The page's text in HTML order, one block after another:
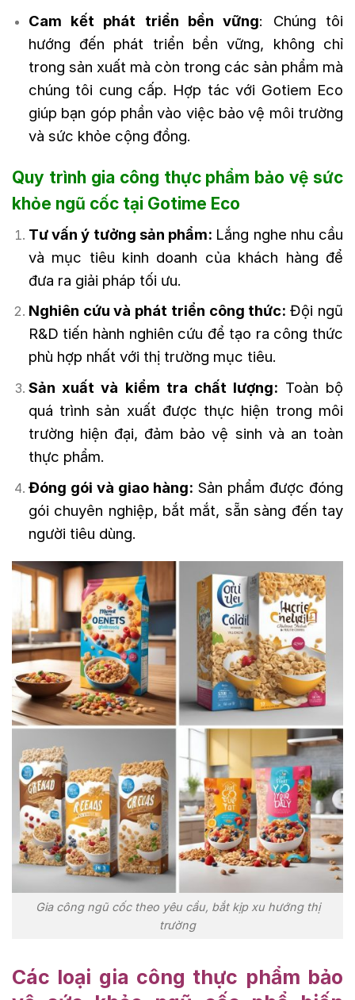
Cam kết phát triển bền vững: Chúng tôi
hướng đến phát triển bền vững, không chỉ
trong sản xuất mà còn trong các sản phẩm mà
chúng tôi cung cấp. Hợp tác với Gotiem Eco
giúp bạn góp phần vào việc bảo vệ môi trường
và sức khỏe cộng đồng.
Quy trình gia công thực phẩm bảo vệ sức
khỏe ngũ cốc tại Gotime Eco
Tư vấn ý tưởng sản phẩm: Lắng nghe nhu cầu
và mục tiêu kinh doanh của khách hàng để
đưa ra giải pháp tối ưu.
Nghiên cứu và phát triển công thức:Đội ngũ
R&D tiến hành nghiên cứu để tạo ra công thức
phù hợp nhất với thị trường mục tiêu.
Sản xuất và kiểm tra chất lượng: Toàn bộ
quá trình sản xuất được thực hiện trong môi
trường hiện đại, đảm bảo vệ sinh và an toàn
thực phẩm.
Đóng gói và giao hàng: Sản phẩm được đóng
gói chuyên nghiệp, bắt mắt, sẵn sàng đến tay
người tiêu dùng.
Gia công ngũ cốc theo yêu cầu, bắt kịp xu hướng thị
trường
Các loại gia công thực phẩm bảo